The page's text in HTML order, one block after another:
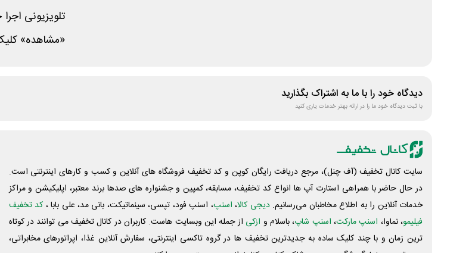
تلویزیونی
«مشاهده»
دیدگاه خود را با ما به اشتراک بگذارید
با ثبت دیدگاه خود ما را در ارائه بهتر خدمات یاری کنید
سایت کانال تخفیف (آف چنل)، مرجع دریافت رایگان کوپن و کد تخفیف فروشگاه های آنلاین و کسب و‌ کارهای اینترنتی است.
در حال حاضر با همراهی استارت آپ ها انواع کد تخفیف، مسابقه، کمپین و جشنواره های صدها برند معتبر، اپلیکیشن و مراکز
خدمات آنلاین را به اطلاع مخاطبان می‌رسانیم. دیجی کالا، اسنپ، اسنپ فود، تپسی، سینماتیکت، بانی مد، علی‌ بابا ، کد تخفیف
فیلیمو، نماوا، اسنپ مارکت، اسنپ شاپ، باسلام و ازکی از جمله این وبسایت ‌هاست. کاربران در کانال تخفیف می توانند در کوتاه
ترین زمان و با چند کلیک ساده به جدیدترین تخفیف ها در گروه تاکسی اینترنتی، سفارش آنلاین غذا، اپراتورهای مخابراتی،